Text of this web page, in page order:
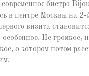
бистро Bijou
в центре Москвы на 2-
визита
особенное. Не громкое,
о котором потом